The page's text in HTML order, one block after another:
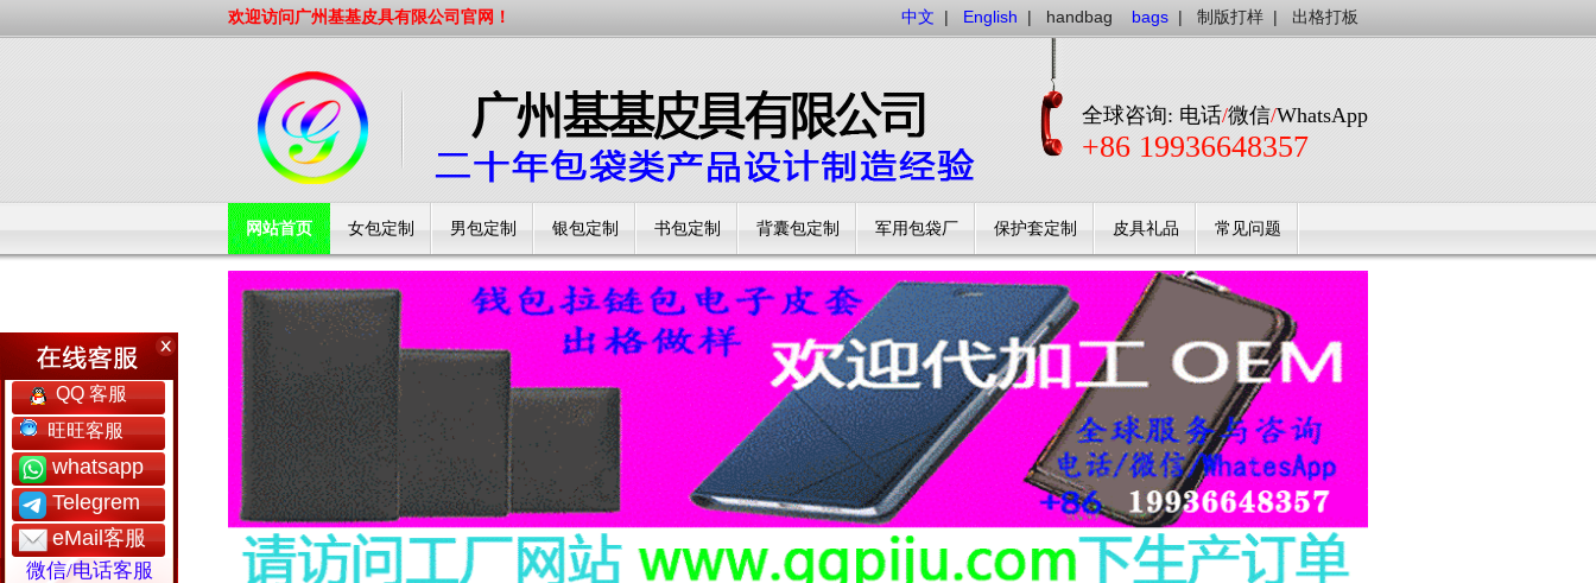
欢迎访问广州基基皮具有限公司官网！ 中文 | English | handbag bags | 制版打样 | 出格打板
全球咨询: 电话/微信/WhatsApp
+86 19936648357
网站首页 女包定制 男包定制 银包定制 书包定制 背囊包定制 军用包袋厂 保护套定制 皮具礼品 常见问题
工厂简介
QQ 客服
旺旺客服
whatsapp
Telegrem
eMail客服
微信/电话客服